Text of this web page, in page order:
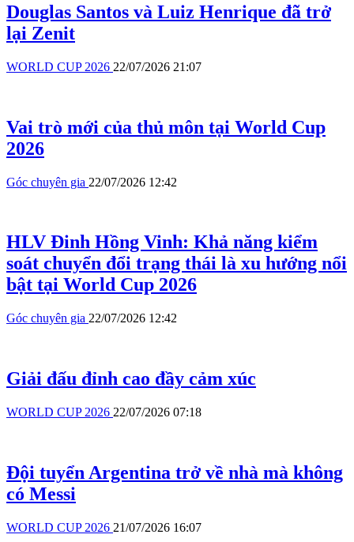
Douglas Santos và Luiz Henrique đã trở
lại Zenit
WORLD CUP 2026 22/07/2026 21:07
Vai trò mới của thủ môn tại World Cup
2026
Góc chuyên gia 22/07/2026 12:42
HLV Đinh Hồng Vinh: Khả năng kiểm
soát chuyển đổi trạng thái là xu hướng nổi
bật tại World Cup 2026
Góc chuyên gia 22/07/2026 12:42
Giải đấu đỉnh cao đầy cảm xúc
WORLD CUP 2026 22/07/2026 07:18
Đội tuyển Argentina trở về nhà mà không
có Messi
WORLD CUP 2026 21/07/2026 16:07